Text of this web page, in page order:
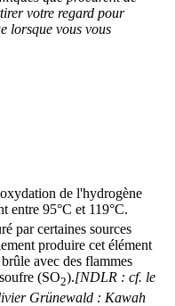
votre regard pour
lorsque vous vous
de l'hydrogène
entre 95°C et 119°C.
par certaines sources
produire cet élément
avec des flammes
(SO2).[NDLR : cf. le
Grünewald : Kawah